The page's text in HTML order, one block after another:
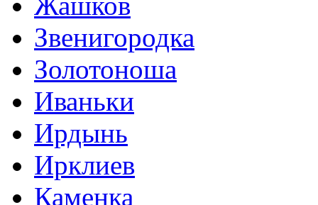
Звенигородка
Золотоноша
Иваньки
Ирдынь
Ирклиев
Каменка